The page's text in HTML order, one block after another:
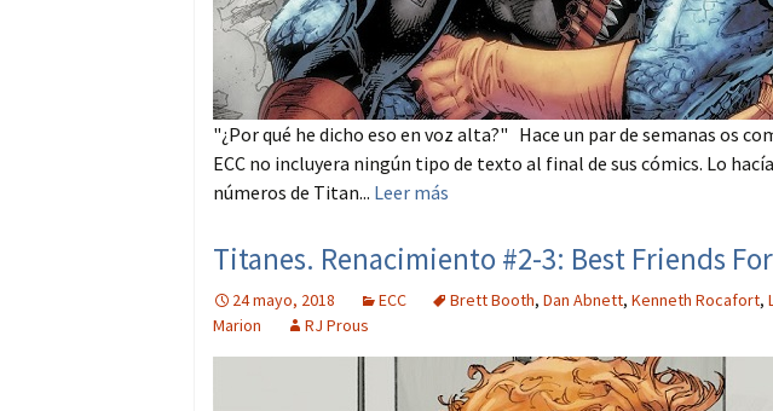
"¿Por qué he dicho eso en voz alta?" Hace un par de semanas os
ECC no incluyera ningún tipo de texto al final de sus cómics. Lo
números de Titan... Leer más
Titanes. Renacimiento #2-3: Best Friends
24 mayo, 2018 ECC Brett Booth, Dan Abnett, Kenneth Rocafort,
Marion
RJ Prous